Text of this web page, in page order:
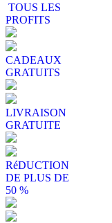
TOUS LES
PROFITS
CADEAUX
GRATUITS
LIVRAISON
GRATUITE
RéDUCTION
DE PLUS DE
50 %